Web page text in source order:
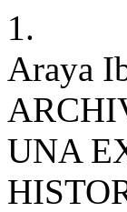
1.
Araya
UNA